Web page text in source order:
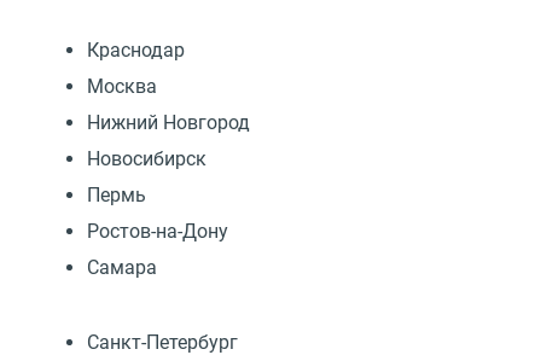
Краснодар
Москва
Нижний Новгород
Новосибирск
Пермь
Ростов-на-Дону
Самара
Санкт-Петербург